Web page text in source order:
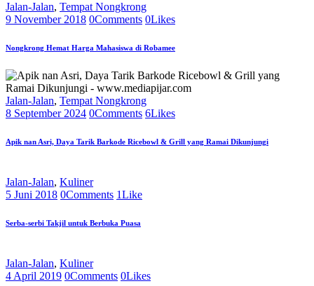
Jalan-Jalan, Tempat Nongkrong
9 November 2018 0Comments 0Likes
Nongkrong Hemat Harga Mahasiswa di Robamee
Jalan-Jalan, Tempat Nongkrong
8 September 2024 0Comments 6Likes
Apik nan Asri, Daya Tarik Barkode Ricebowl & Grill yang Ramai Dikunjungi
Jalan-Jalan, Kuliner
5 Juni 2018 0Comments 1Like
Serba-serbi Takjil untuk Berbuka Puasa
Jalan-Jalan, Kuliner
4 April 2019 0Comments 0Likes